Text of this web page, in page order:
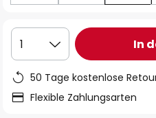
1 In
50 Tage kostenlose
Flexible Zahlungsarten